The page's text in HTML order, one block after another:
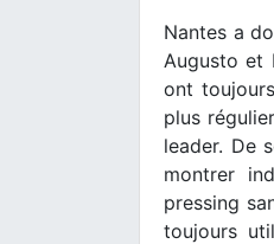
Nantes a
Augusto et
ont
plus
leader. De
montrer
pressing
toujours